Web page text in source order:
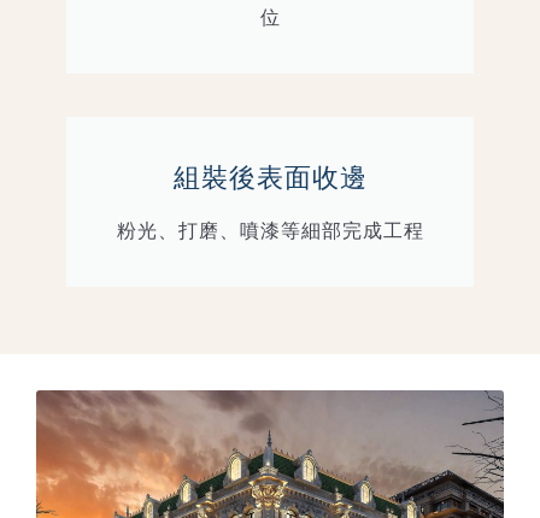
位
組裝後表面收邊
粉光、打磨、噴漆等細部完成工程